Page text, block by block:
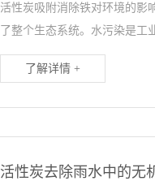
活性炭吸附消除铁对环境的
了整个生态系统。水污染是工
了解详情 +
活性炭去除雨水中的无